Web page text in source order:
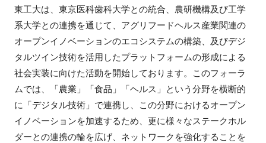
特別会員
施設・アクセス
FAQ
イベントお知らせメール登録
東工大は、東京医科歯科大学との統合、農研機構及び工学
系大学との連携を通じて、アグリフードヘルス産業関連の
オープンイノベーションのエコシステムの構築、及びデジ
タルツイン技術を活用したプラットフォームの形成による
社会実装に向けた活動を開始しております。このフォーラ
ムでは、「農業」「食品」「ヘルス」という分野を横断的
に「デジタル技術」で連携し、この分野におけるオープン
イノベーションを加速するため、更に様々なステークホル
ダーとの連携の輪を広げ、ネットワークを強化することを